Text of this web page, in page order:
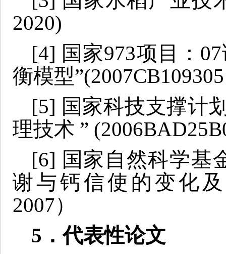
2020)
[4] 国家973项目：
衡模型
[5] 国家科技支撑计
理技术 ”
[6] 国家自然科学基
谢与钙信使的变化及
2007）
5 ．代表性论文